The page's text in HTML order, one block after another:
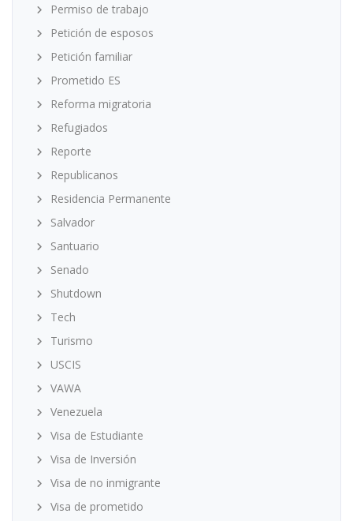
Permiso de trabajo
Petición de esposos
Petición familiar
Prometido ES
Reforma migratoria
Refugiados
Reporte
Republicanos
Residencia Permanente
Salvador
Santuario
Senado
Shutdown
Tech
Turismo
USCIS
VAWA
Venezuela
Visa de Estudiante
Visa de Inversión
Visa de no inmigrante
Visa de prometido